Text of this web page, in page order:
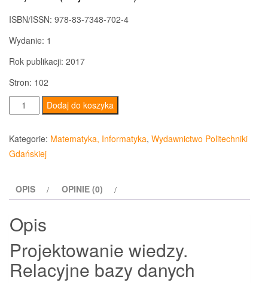
ISBN/ISSN: 978-83-7348-702-4
Wydanie: 1
Rok publikacji: 2017
Stron: 102
ilość
Projektowanie
wiedzy.
Relacyjne
Dodaj do koszyka
Kategorie: Matematyka, Informatyka, Wydawnictwo Politechniki
Gdańskiej
OPIS OPINIE (0)
Opis
Projektowanie wiedzy.
Relacyjne bazy danych